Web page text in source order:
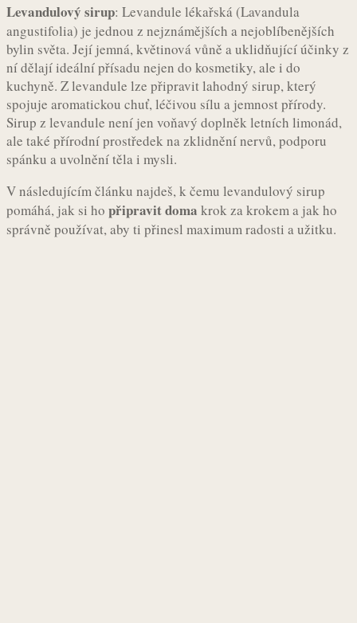
Levandulový sirup: Levandule lékařská (Lavandula
angustifolia) je jednou z nejznámějších a nejoblíbenějších
bylin světa. Její jemná, květinová vůně a uklidňující účinky z
ní dělají ideální přísadu nejen do kosmetiky, ale i do
kuchyně. Z levandule lze připravit lahodný sirup, který
spojuje aromatickou chuť, léčivou sílu a jemnost přírody.
Sirup z levandule není jen voňavý doplněk letních limonád,
ale také přírodní prostředek na zklidnění nervů, podporu
spánku a uvolnění těla i mysli.
V následujícím článku najdeš, k čemu levandulový sirup
pomáhá, jak si ho připravit doma krok za krokem a jak ho
správně používat, aby ti přinesl maximum radosti a užitku.